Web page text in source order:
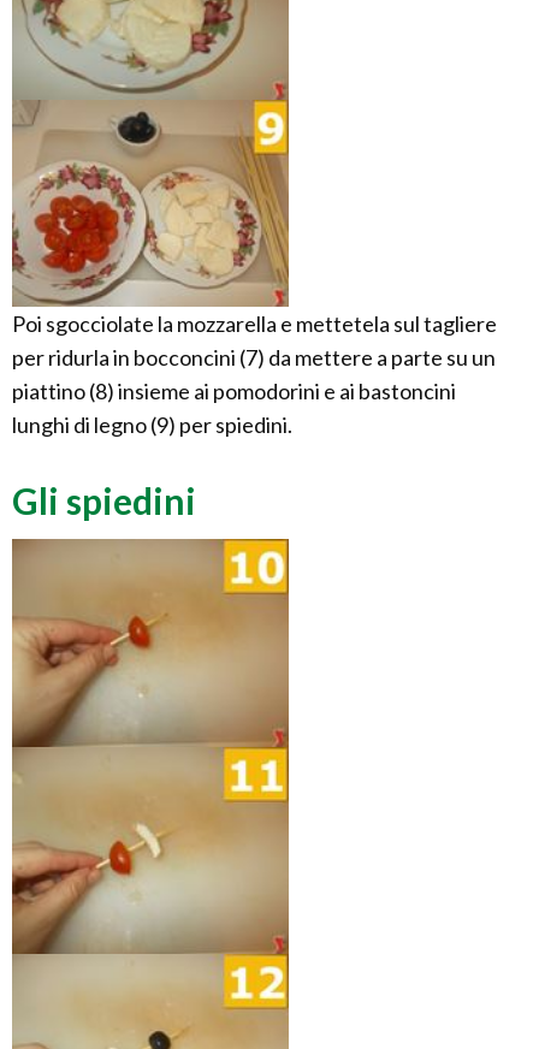
Poi sgocciolate la mozzarella e mettetela sul tagliere
per ridurla in bocconcini (7) da mettere a parte su un
piattino (8) insieme ai pomodorini e ai bastoncini
lunghi di legno (9) per spiedini.
Gli spiedini